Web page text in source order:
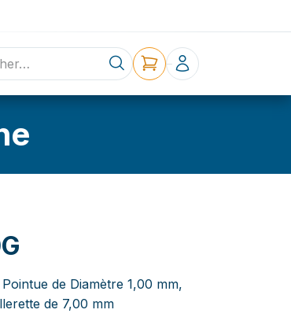
de Diamètre 1,00 mm,
de 7,00 mm